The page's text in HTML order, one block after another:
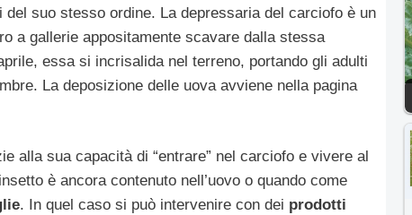
suo stesso ordine. La depressaria del carciofo è un
a gallerie appositamente scavare dalla stessa
essa si incrisalida nel terreno, portando gli adulti
La deposizione delle uova avviene nella pagina
alla sua capacità di “entrare” nel carciofo e vivere al
è ancora contenuto nell’uovo o quando come
. In quel caso si può intervenire con dei prodotti